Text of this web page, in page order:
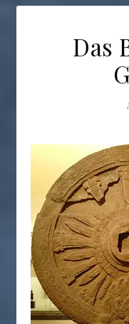
Das